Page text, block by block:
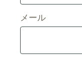
メール